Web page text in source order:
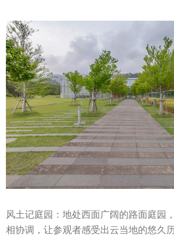
风土记庭园：地处西面广阔的路面庭园
相协调，让参观者感受出云当地的悠久历